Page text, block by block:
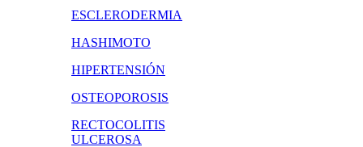
ESCLERODERMIA
HASHIMOTO
HIPERTENSIÓN
OSTEOPOROSIS
RECTOCOLITIS
ULCEROSA